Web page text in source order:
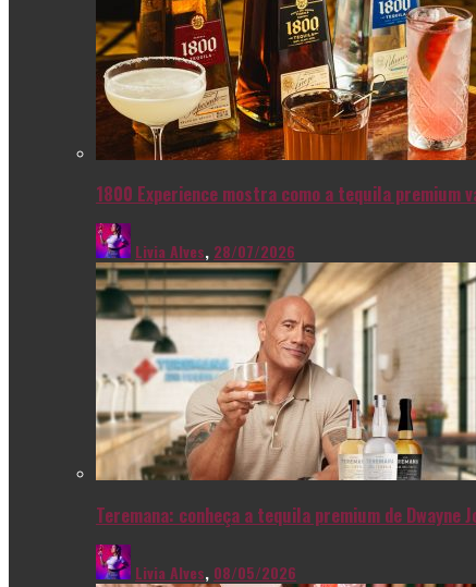
1800 Experience mostra como a tequila premium
Livia Alves, 28/07/2026
Teremana: conheça a tequila premium de Dwayne
Livia Alves, 08/05/2026